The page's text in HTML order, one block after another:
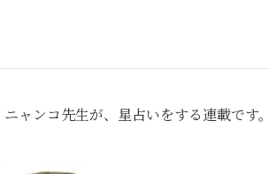
ャンコ先生が、星占いをする連載です